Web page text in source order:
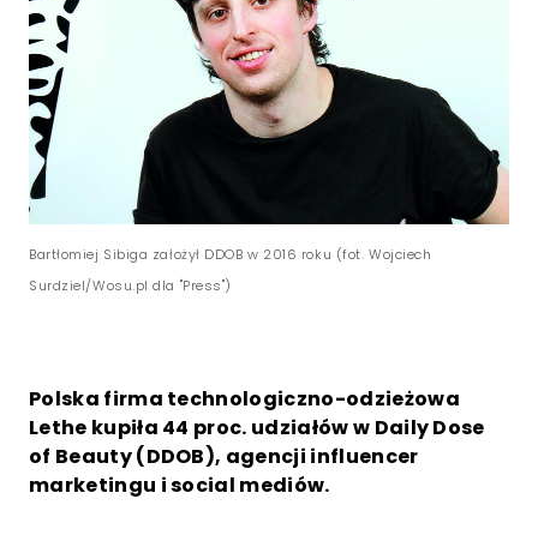
Bartłomiej Sibiga założył DDOB w 2016 roku (fot. Wojciech
Surdziel/Wosu.pl dla "Press")
Polska firma technologiczno-odzieżowa
Lethe kupiła 44 proc. udziałów w Daily Dose
of Beauty (DDOB), agencji influencer
marketingu i social mediów.